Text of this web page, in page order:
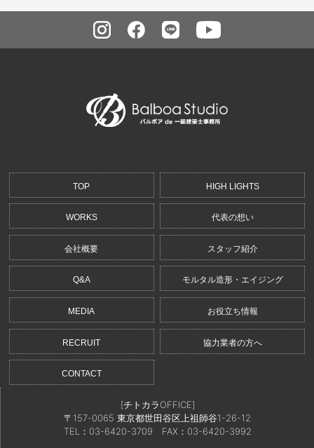
TOP HIGH LIGHTS
WORKS 代表の想い
会社概要 スタッフ紹介
Q&A モルタル造形・エイジング
MEDIA お役立ち情報
RECRUIT 協力業者の方へ
CONTACT
[チトカラOFFICE]
〒157-0065 東京都世田谷区上祖師谷1-26-12
TEL：03-6420-3709 FAX：03-6420-3992